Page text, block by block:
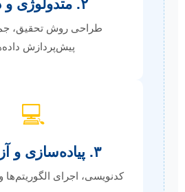
۲. متدولوژی و داده
طراحی روش تحقیق،
پیش‌پردازش
💻
۳. پیاده‌سازی و آزمایش
کدنویسی، اجرای